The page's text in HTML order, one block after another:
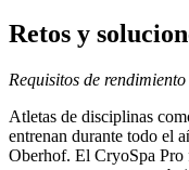
Retos y
Requisitos de
Atletas de disciplinas
entrenan durante todo el
Oberhof. El CryoSpa Pro